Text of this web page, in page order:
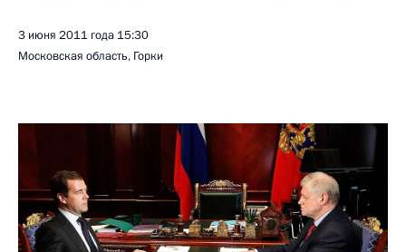
3 июня 2011 года 15:30
Московская область, Горки